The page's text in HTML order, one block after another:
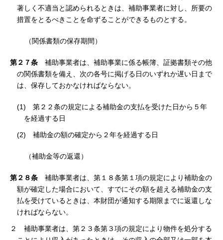
著しく不適当と認められるときは、補助事業者に対し、所要の
措置をとるべきことを命ずることができるものとする。
（関係書類の保存期間）
第２７条 補助事業者は、補助事業に係る帳簿、証拠書類その他
の関係書類を備え、次の各号に掲げる日のいずれか遅い日まで
は、保存しておかなければならない。
(1) 第２２条の規定による補助金の支払を受けた日から５年
を経過する日
(2) 補助金の額の確定から２年を経過する日
（補助金等の返還）
第２８条 補助事業者は、第１８条第１項の規定により補助金の
額が確定した場合において、すでにその額を超える補助金の支
払を受けているときは、本財団が通知する期限までに返還しな
ければならない。
２ 補助事業者は、第２３条第３項の規定により物件を処分する